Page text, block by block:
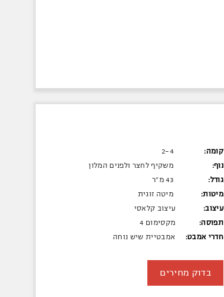
קומה:
2-4
נוף:
משקיף לחצר ולפנים המלון
גודל:
43 מ"ר
מיטות:
מיטה זוגית
עיצוב:
עיצוב קלאסי
תפוסה:
מקסימום 4
חדרי אמבט:
אמבטיית שיש נוחה
בדוק מחירים